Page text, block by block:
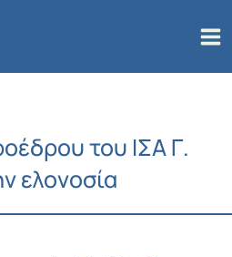
του ΙΣΑ Γ.
ελονοσία